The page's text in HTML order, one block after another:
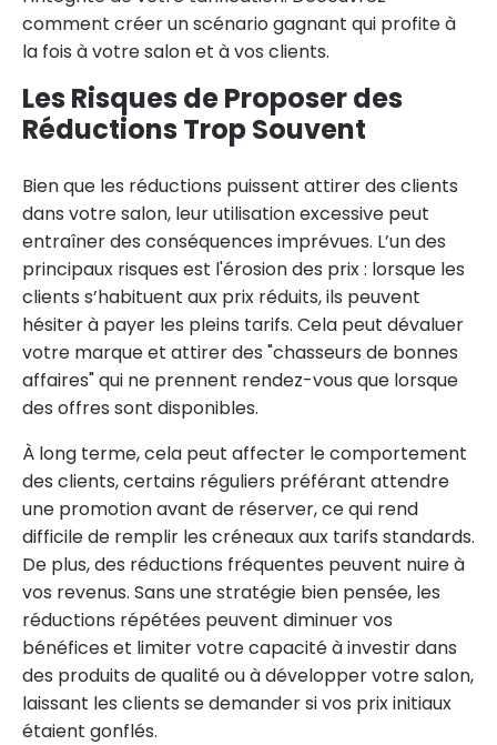
comment créer un scénario gagnant qui profite à
la fois à votre salon et à vos clients.
Les Risques de Proposer des
Réductions Trop Souvent
Bien que les réductions puissent attirer des clients
dans votre salon, leur utilisation excessive peut
entraîner des conséquences imprévues. L’un des
principaux risques est l'érosion des prix : lorsque les
clients s’habituent aux prix réduits, ils peuvent
hésiter à payer les pleins tarifs. Cela peut dévaluer
votre marque et attirer des "chasseurs de bonnes
affaires" qui ne prennent rendez-vous que lorsque
des offres sont disponibles.
À long terme, cela peut affecter le comportement
des clients, certains réguliers préférant attendre
une promotion avant de réserver, ce qui rend
difficile de remplir les créneaux aux tarifs standards.
De plus, des réductions fréquentes peuvent nuire à
vos revenus. Sans une stratégie bien pensée, les
réductions répétées peuvent diminuer vos
bénéfices et limiter votre capacité à investir dans
des produits de qualité ou à développer votre salon,
laissant les clients se demander si vos prix initiaux
étaient gonflés.